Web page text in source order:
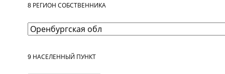
8 РЕГИОН СОБСТВЕННИКА
9 НАСЕЛЕННЫЙ ПУНКТ